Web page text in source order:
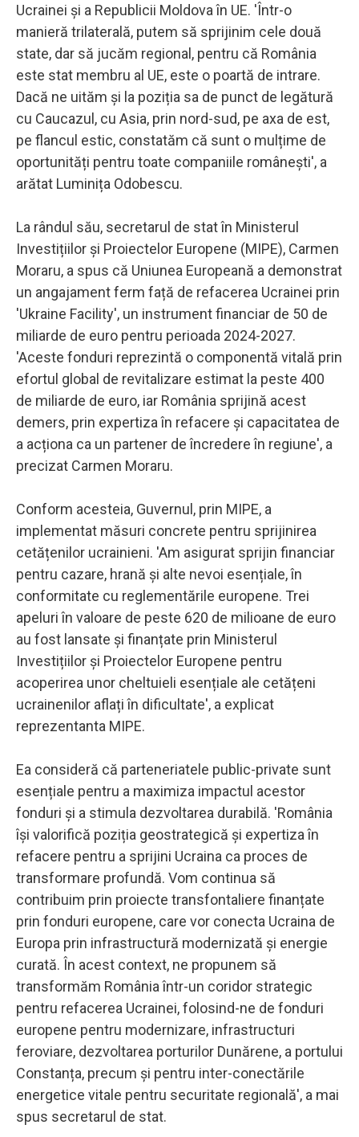
Ucrainei și a Republicii Moldova în UE. 'Într-o
manieră trilaterală, putem să sprijinim cele două
state, dar să jucăm regional, pentru că România
este stat membru al UE, este o poartă de intrare.
Dacă ne uităm și la poziția sa de punct de legătură
cu Caucazul, cu Asia, prin nord-sud, pe axa de est,
pe flancul estic, constatăm că sunt o mulțime de
oportunități pentru toate companiile românești', a
arătat Luminița Odobescu.
La rândul său, secretarul de stat în Ministerul
Investițiilor și Proiectelor Europene (MIPE), Carmen
Moraru, a spus că Uniunea Europeană a demonstrat
un angajament ferm față de refacerea Ucrainei prin
'Ukraine Facility', un instrument financiar de 50 de
miliarde de euro pentru perioada 2024-2027.
'Aceste fonduri reprezintă o componentă vitală prin
efortul global de revitalizare estimat la peste 400
de miliarde de euro, iar România sprijină acest
demers, prin expertiza în refacere și capacitatea de
a acționa ca un partener de încredere în regiune', a
precizat Carmen Moraru.
Conform acesteia, Guvernul, prin MIPE, a
implementat măsuri concrete pentru sprijinirea
cetățenilor ucrainieni. 'Am asigurat sprijin financiar
pentru cazare, hrană și alte nevoi esențiale, în
conformitate cu reglementările europene. Trei
apeluri în valoare de peste 620 de milioane de euro
au fost lansate și finanțate prin Ministerul
Investițiilor și Proiectelor Europene pentru
acoperirea unor cheltuieli esențiale ale cetățeni
ucrainenilor aflați în dificultate', a explicat
reprezentanta MIPE.
Ea consideră că parteneriatele public-private sunt
esențiale pentru a maximiza impactul acestor
fonduri și a stimula dezvoltarea durabilă. 'România
își valorifică poziția geostrategică și expertiza în
refacere pentru a sprijini Ucraina ca proces de
transformare profundă. Vom continua să
contribuim prin proiecte transfontaliere finanțate
prin fonduri europene, care vor conecta Ucraina de
Europa prin infrastructură modernizată și energie
curată. În acest context, ne propunem să
transformăm România într-un coridor strategic
pentru refacerea Ucrainei, folosind-ne de fonduri
europene pentru modernizare, infrastructuri
feroviare, dezvoltarea porturilor Dunărene, a portului
Constanța, precum și pentru inter-conectările
energetice vitale pentru securitate regională', a mai
spus secretarul de stat.